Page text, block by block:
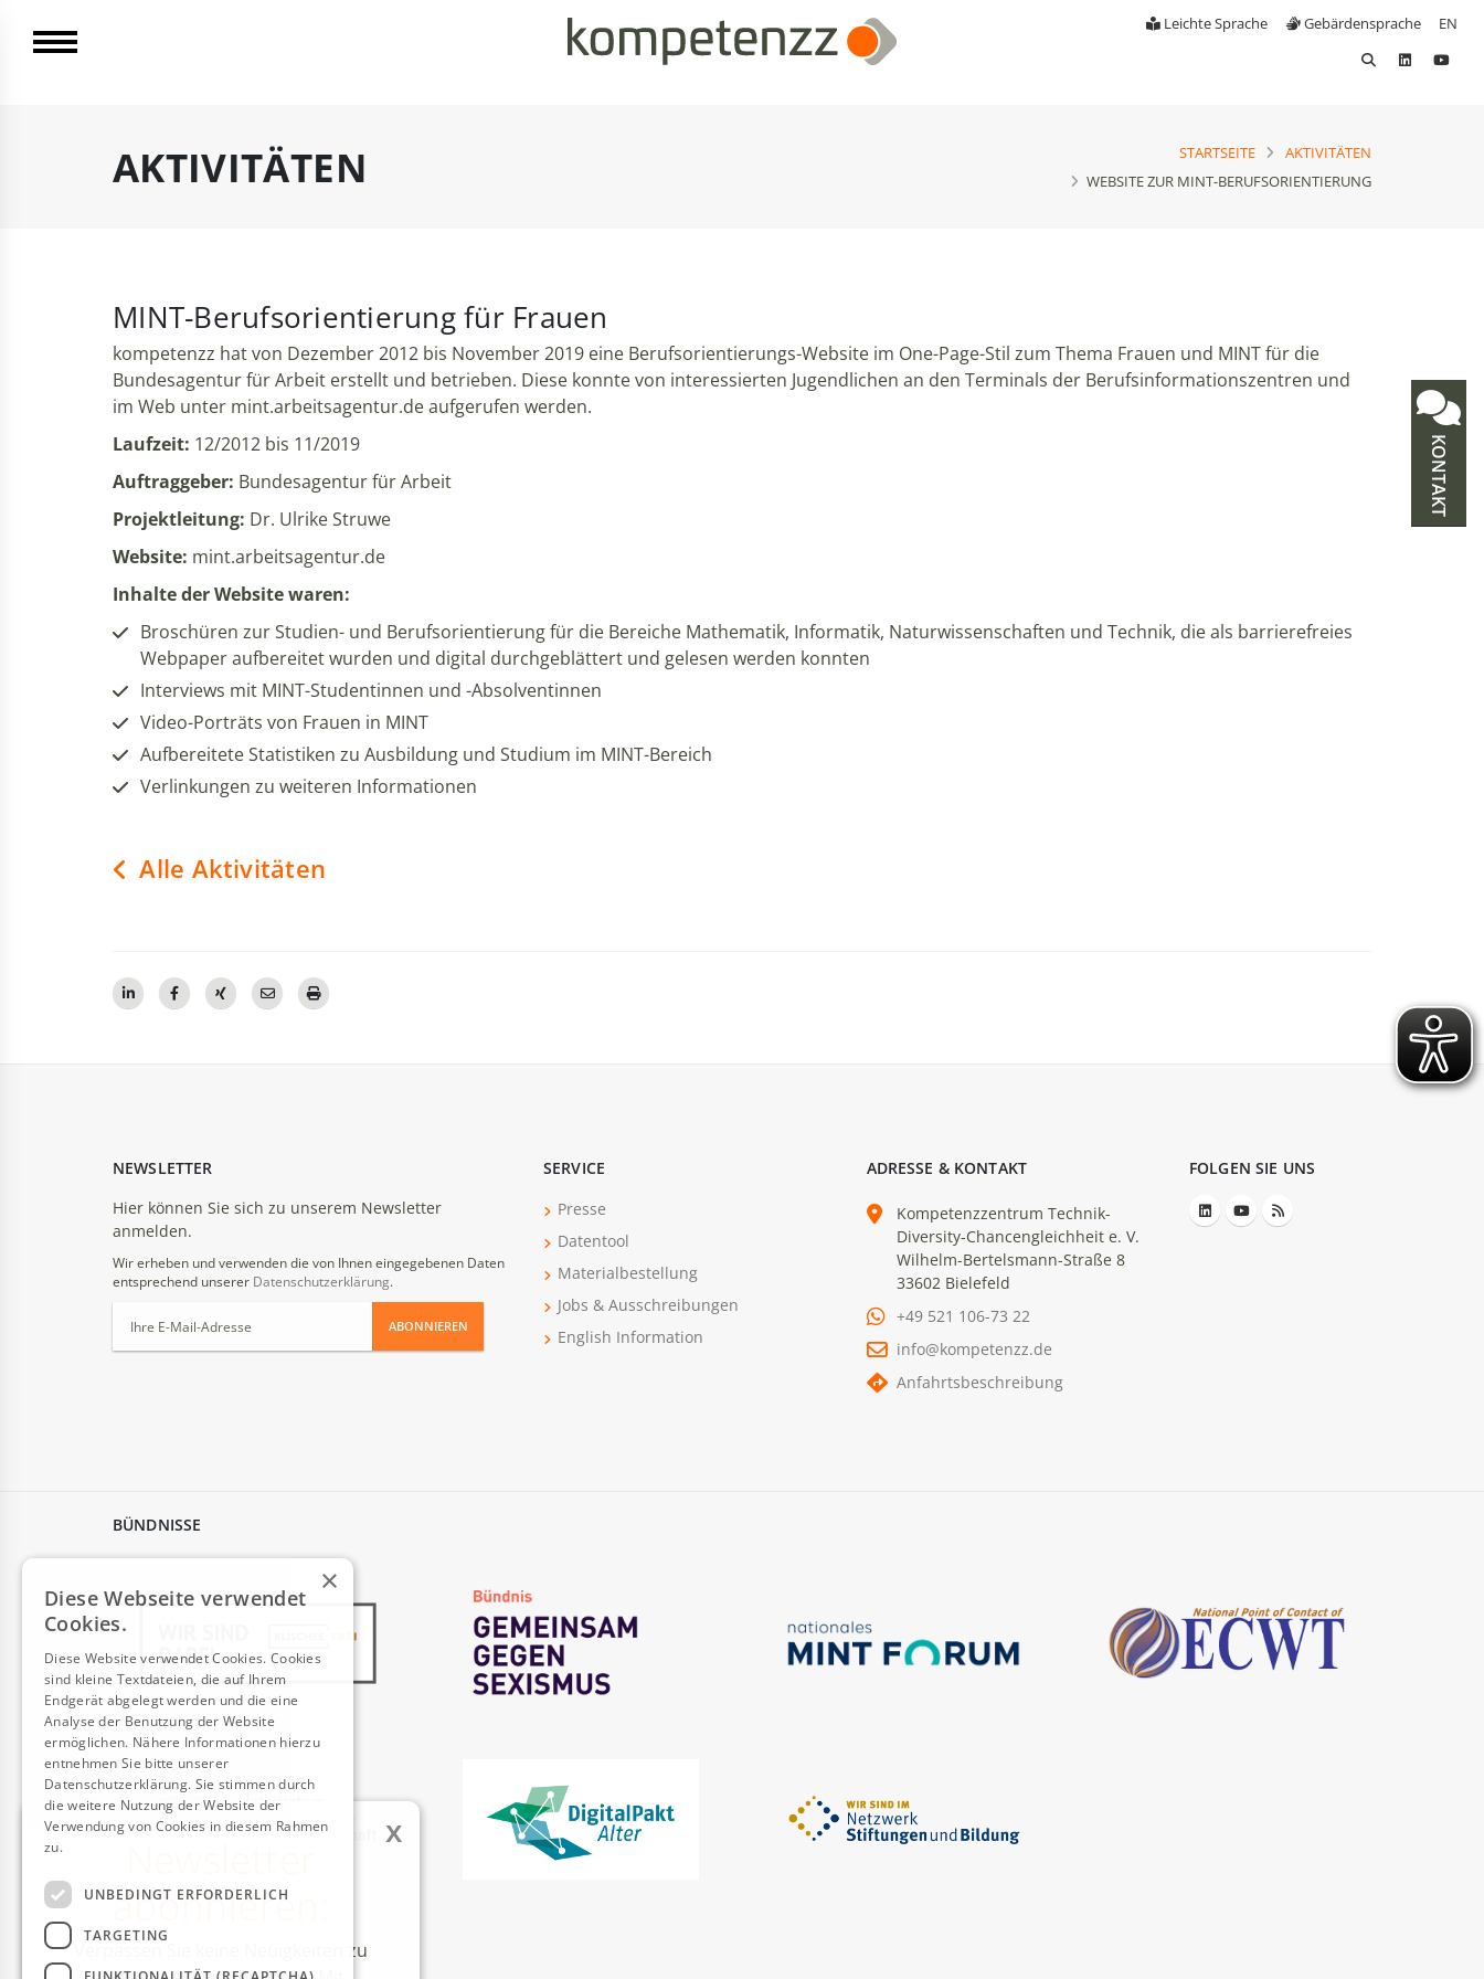
Leichte Sprache Gebärdensprache EN
AKTIVITÄTEN STARTSEITE
AKTIVITÄTEN
WEBSITE ZUR MINT-BERUFSORIENTIERUNG
MINT-Berufsorientierung für Frauen
kompetenzz hat von Dezember 2012 bis November 2019 eine Berufsorientierungs-Website im One-Page-Stil zum Thema Frauen und MINT für die
Bundesagentur für Arbeit erstellt und betrieben. Diese konnte von interessierten Jugendlichen an den Terminals der Berufsinformationszentren und
im Web unter mint.arbeitsagentur.de aufgerufen werden.
Laufzeit: 12/2012 bis 11/2019
Auftraggeber: Bundesagentur für Arbeit
Projektleitung: Dr. Ulrike Struwe
Website: mint.arbeitsagentur.de
Inhalte der Website waren:
Broschüren zur Studien- und Berufsorientierung für die Bereiche Mathematik, Informatik, Naturwissenschaften und Technik, die als barrierefreies
Webpaper aufbereitet wurden und digital durchgeblättert und gelesen werden konnten
Interviews mit MINT-Studentinnen und -Absolventinnen
Video-Porträts von Frauen in MINT
Aufbereitete Statistiken zu Ausbildung und Studium im MINT-Bereich
Verlinkungen zu weiteren Informationen
Alle Aktivitäten
NEWSLETTER
Hier können Sie sich zu unserem Newsletter
anmelden.
Wir erheben und verwenden die von Ihnen eingegebenen Daten
entsprechend unserer Datenschutzerklärung.
ABONNIEREN
SERVICE
Presse
Datentool
Materialbestellung
Jobs & Ausschreibungen
English Information
ADRESSE & KONTAKT
Kompetenzzentrum Technik-
Diversity-Chancengleichheit e. V.
Wilhelm-Bertelsmann-Straße 8
33602 Bielefeld
+49 521 106-73 22
info@kompetenzz.de
Anfahrtsbeschreibung
FOLGEN SIE UNS
BÜNDNISSE
AUSZEICHNUNGEN
abonnieren:
Verpassen Sie keine Neuigkeiten zu
x
KONTAKT
×
Diese Webseite verwendet
Cookies.
Diese Website verwendet Cookies. Cookies
sind kleine Textdateien, die auf Ihrem
Endgerät abgelegt werden und die eine
Analyse der Benutzung der Website
ermöglichen. Nähere Informationen hierzu
entnehmen Sie bitte unserer
Datenschutzerklärung. Sie stimmen durch
die weitere Nutzung der Website der
Verwendung von Cookies in diesem Rahmen
zu.
UNBEDINGT ERFORDERLICH
TARGETING